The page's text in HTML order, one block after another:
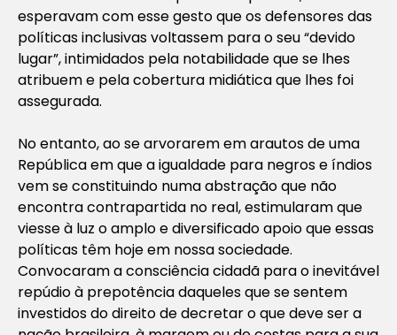
esperavam com esse gesto que os defensores das
políticas inclusivas voltassem para o seu “devido
lugar”, intimidados pela notabilidade que se lhes
atribuem e pela cobertura midiática que lhes foi
assegurada.
No entanto, ao se arvorarem em arautos de uma
República em que a igualdade para negros e índios
vem se constituindo numa abstração que não
encontra contrapartida no real, estimularam que
viesse à luz o amplo e diversificado apoio que essas
políticas têm hoje em nossa sociedade.
Convocaram a consciência cidadã para o inevitável
repúdio à prepotência daqueles que se sentem
investidos do direito de decretar o que deve ser a